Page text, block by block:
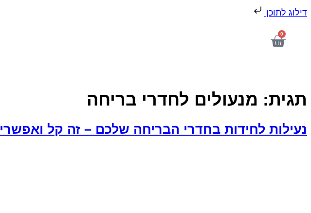
דילוג לתוכן
0
תגית: מנעולים לחדרי בריחה
נעילות לחידות בחדרי הבריחה שלכם – זה קל ואפשרי